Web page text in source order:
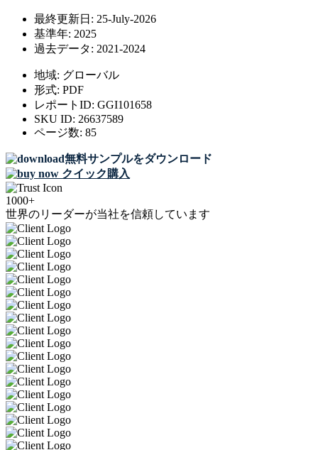
最終更新日: 25-July-2026
基準年: 2025
過去データ: 2021-2024
地域: グローバル
形式: PDF
レポートID: GGI101658
SKU ID: 26637589
ページ数: 85
無料サンプルをダウンロード
クイック購入
1000+
世界のリーダーが当社を信頼しています